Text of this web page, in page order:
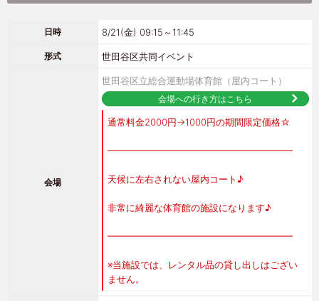
日時 8/21(金) 09:15～11:45
形式 世田谷区共同イベント
会場
世田谷区立総合運動場体育館（屋内コート）
会場への行き方はこちら
通常料金2000円→1000円の期間限定価格☆
━━━━━━━━━━━━━━━━━━━━
天候に左右されない屋内コート♪
非常に綺麗な体育館の施設になります♪
━━━━━━━━━━━━━━━━━━━━
※当施設では、レンタル品の貸し出しはござい
ません。